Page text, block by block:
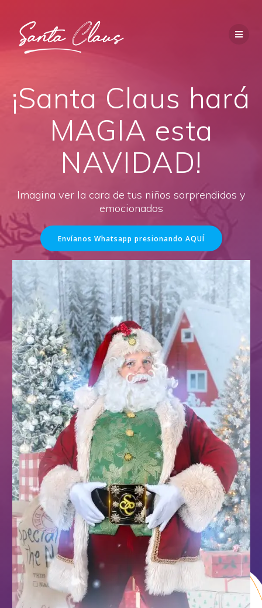
¡Santa Claus hará
MAGIA esta
NAVIDAD!
Imagina ver la cara de tus niños sorprendidos y
emocionados
Envíanos Whatsapp presionando AQUÍ